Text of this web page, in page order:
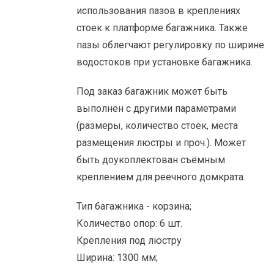
использования пазов в креплениях
стоек к платформе багажника. Также
пазы облегчают регулировку по ширине
водостоков при установке багажника.
Под заказ багажник может быть
выполнен с другими параметрами
(размеры, количество стоек, места
размещения люстры и проч.). Может
быть доукоплектован съёмным
креплением для реечного домкрата.
Тип багажника - корзина;
Количество опор: 6 шт.
Крепления под люстру
Ширина: 1300 мм;